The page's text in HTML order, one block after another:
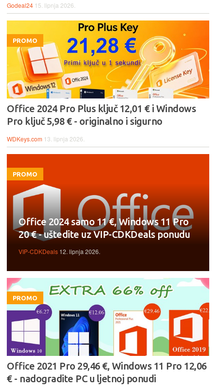
Godeal24 15. lipnja 2026.
PROMO
Office 2024 Pro Plus ključ 12,01 € i Windows
Pro ključ 5,98 € - originalno i sigurno
WDKeys.com 13. lipnja 2026.
PROMO
Office 2024 samo 11 €, Windows 11 Pro
20 € - uštedite uz VIP-CDKDeals ponudu
VIP-CDKDeals 12. lipnja 2026.
PROMO
Office 2021 Pro 29,46 €, Windows 11 Pro 12,06
€ - nadogradite PC u ljetnoj ponudi